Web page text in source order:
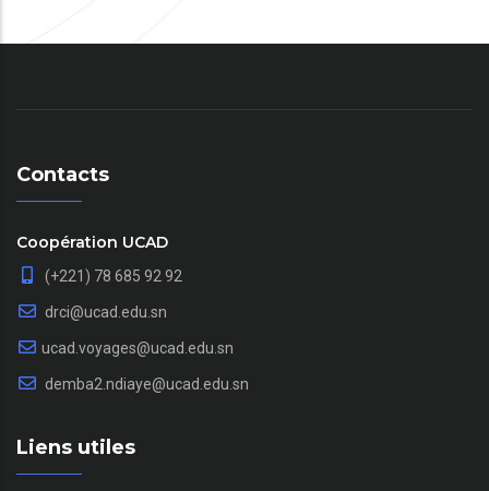
Contacts
Coopération UCAD
(+221) 78 685 92 92
drci@ucad.edu.sn
ucad.voyages@ucad.edu.sn
demba2.ndiaye@ucad.edu.sn
Liens utiles